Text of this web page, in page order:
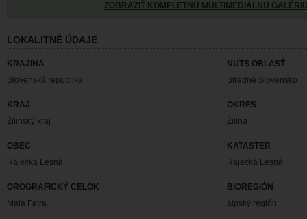
ZOBRAZIŤ KOMPLETNÚ MULTIMEDIÁLNU
LOKALITNÉ ÚDAJE
KRAJINA
Slovenská republika
NUTS OBLASŤ
Stredné Slovensko
KRAJ
Žilinský kraj
OKRES
Žilina
OBEC
Rajecká Lesná
KATASTER
Rajecká Lesná
OROGRAFICKÝ CELOK
Mala Fatra
BIOREGIÓN
alpský región